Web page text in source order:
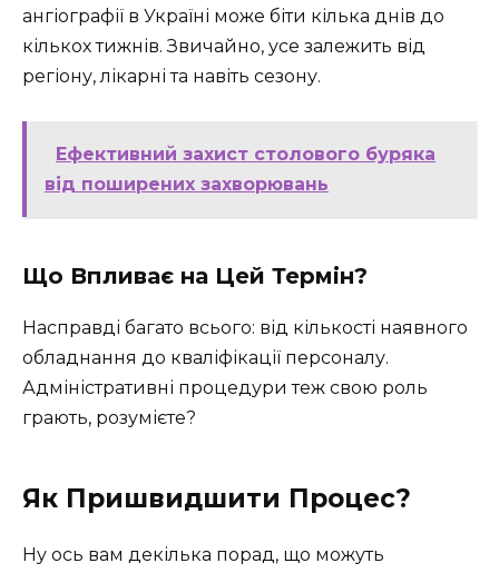
ангіографії в Україні може біти кілька днів до
кількох тижнів. Звичайно, усе залежить від
регіону, лікарні та навіть сезону.
Ефективний захист столового буряка
від поширених захворювань
Що Впливає на Цей Термін?
Насправді багато всього: від кількості наявного
обладнання до кваліфікації персоналу.
Адміністративні процедури теж свою роль
грають, розумієте?
Як Пришвидшити Процес?
Ну ось вам декілька порад, що можуть